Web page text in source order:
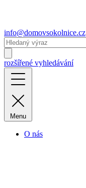
info@domovsokolnice.cz
rozšířené vyhledávání
Menu
O nás